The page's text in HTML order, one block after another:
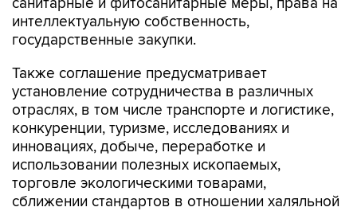
интеллектуальную собственность,
государственные закупки.
Также соглашение предусматривает
установление сотрудничества в различных
отраслях, в том числе транспорте и логистике,
конкуренции, туризме, исследованиях и
инновациях, добыче, переработке и
использовании полезных ископаемых,
торговле экологическими товарами,
сближении стандартов в отношении халяльной